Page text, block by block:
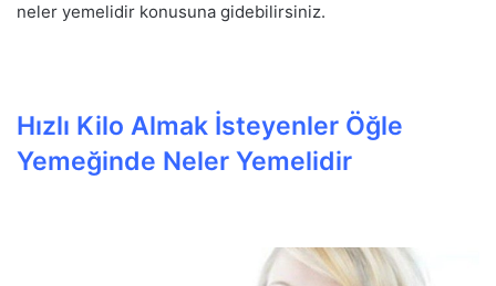
neler yemelidir konusuna gidebilirsiniz.
Hızlı Kilo Almak İsteyenler Öğle
Yemeğinde Neler Yemelidir